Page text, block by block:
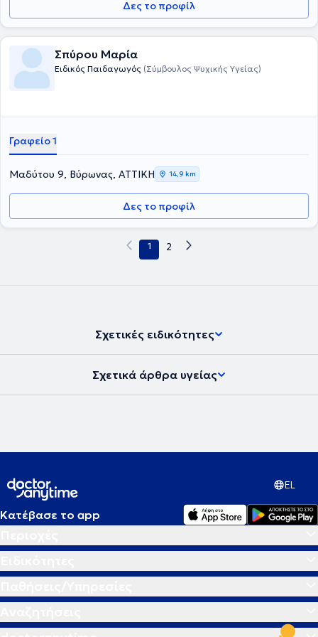
Δες το προφίλ
Σπύρου Μαρία
Ειδικός Παιδαγωγός (Σύμβουλος Ψυχικής Υγείας)
Γραφείο 1
Μαδύτου 9, Βύρωνας, ΑΤΤΙΚΗ 14,9 km
Δες το προφίλ
1 2
Σχετικές ειδικότητες
Σχετικά άρθρα υγείας
EL
Κατέβασε το app